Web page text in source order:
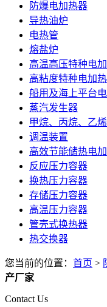
防爆电加热器
导热油炉
电热管
熔盐炉
高温高压特种电
高粘度特种电加
船用及海上平台
蒸汽发生器
甲烷、丙烷、乙
调温装置
高效节能储热电
反应压力容器
换热压力容器
存储压力容器
高温压力容器
管壳式换热器
热交换器
您当前的位置： 首页 >
产厂家
Contact Us